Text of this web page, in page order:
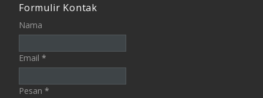
Formulir Kontak
Nama
Email *
Pesan *